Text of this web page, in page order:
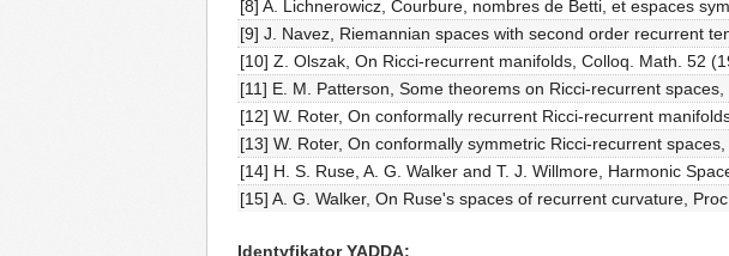
[8] A. Lichnerowicz, Courbure, nombres de Betti, et espaces
[9] J. Navez, Riemannian spaces with second order recurrent
[10] Z. Olszak, On Ricci-recurrent manifolds, Colloq. Math. 52
[11] E. M. Patterson, Some theorems on Ricci-recurrent
[12] W. Roter, On conformally recurrent Ricci-recurrent
[13] W. Roter, On conformally symmetric Ricci-recurrent
[14] H. S. Ruse, A. G. Walker and T. J. Willmore, Harmonic
[15] A. G. Walker, On Ruse's spaces of recurrent curvature,
Identyfikator YADDA